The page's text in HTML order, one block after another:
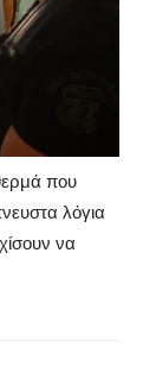
που
λόγια
να